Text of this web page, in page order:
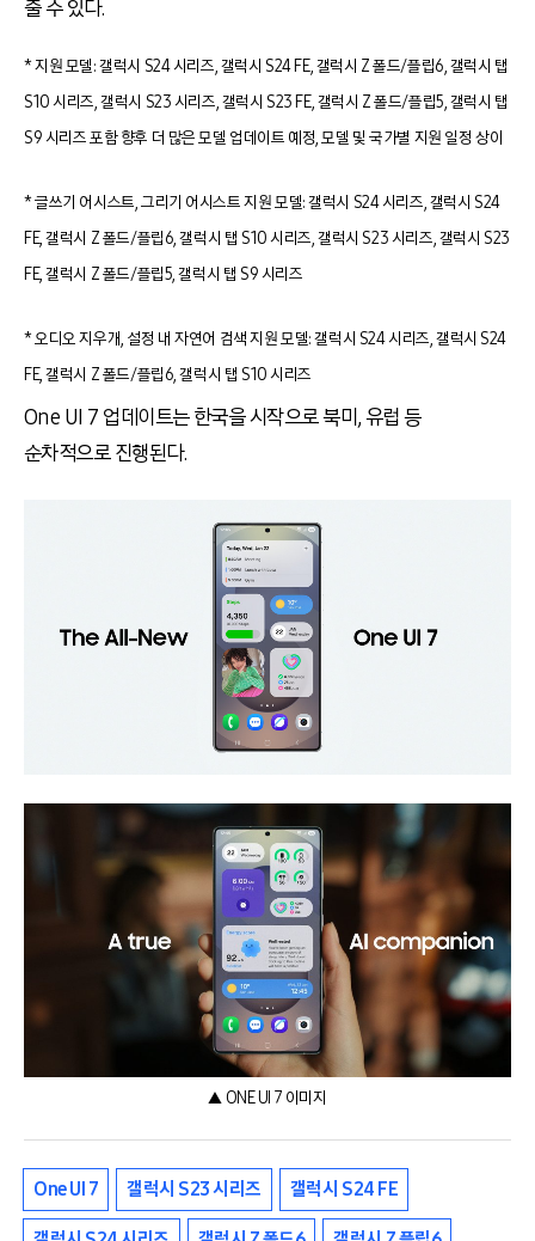
줄 수 있다.
* 지원 모델: 갤럭시 S24 시리즈, 갤럭시 S24 FE, 갤럭시 Z 폴드/플립6, 갤럭시 탭
S10 시리즈, 갤럭시 S23 시리즈, 갤럭시 S23 FE, 갤럭시 Z 폴드/플립5, 갤럭시 탭
S9 시리즈 포함 향후 더 많은 모델 업데이트 예정, 모델 및 국가별 지원 일정 상이
* 글쓰기 어시스트, 그리기 어시스트 지원 모델: 갤럭시 S24 시리즈, 갤럭시 S24
FE, 갤럭시 Z 폴드/플립6, 갤럭시 탭 S10 시리즈, 갤럭시 S23 시리즈, 갤럭시 S23
FE, 갤럭시 Z 폴드/플립5, 갤럭시 탭 S9 시리즈
* 오디오 지우개, 설정 내 자연어 검색 지원 모델: 갤럭시 S24 시리즈, 갤럭시 S24
FE, 갤럭시 Z 폴드/플립6, 갤럭시 탭 S10 시리즈
One UI 7 업데이트는 한국을 시작으로 북미 ,유럽 등
순차적으로 진행된다.
▲ ONE UI 7 이미지
One UI 7 갤럭시 S23 시리즈 갤럭시 S24 FE